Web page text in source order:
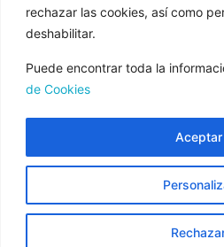
rechazar las cookies, así como
deshabilitar.
Puede encontrar toda la
de Cookies
Aceptar
incremento de los precios del
provocados por el impacto de
Aviso Legal
Política de Privacidad
Condiciones de